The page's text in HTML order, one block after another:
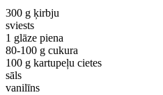
300 g ķirbju
sviests
1 glāze piena
80-100 g cukura
100 g kartupeļu cietes
sāls
vanilīns